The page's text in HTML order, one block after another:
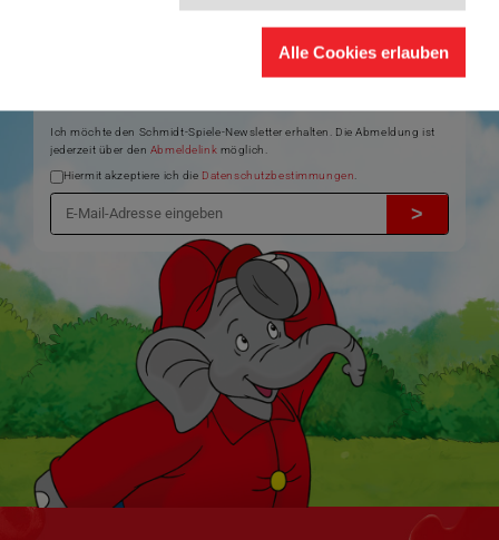
Alle Cookies erlauben
Aktuelle Themen und Trends aus der Spielewelt
Informationen zu Veranstaltungen und Aktionen
Ich möchte den Schmidt-Spiele-Newsletter erhalten. Die Abmeldung ist
jederzeit über den Abmeldelink möglich.
Hiermit akzeptiere ich die Datenschutzbestimmungen
>